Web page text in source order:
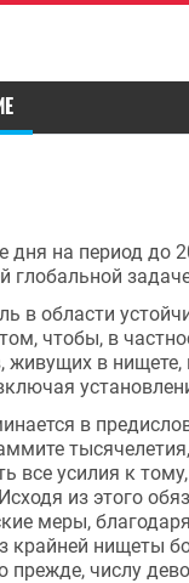
дня на период до
глобальной
в области
чтобы, в
живущих в
в
все усилия к
из этого
меры,
крайней нищеты
прежде, числу